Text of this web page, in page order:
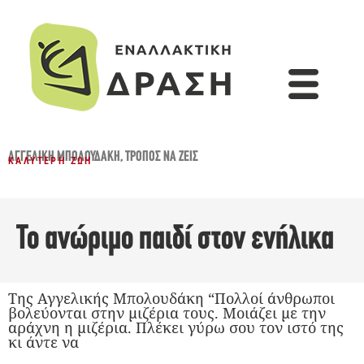
ΑΓΓΕΛΙΚΉ ΜΠΟΛΟΥΔΆΚΗ,ΤΡΌΠΟΣ ΝΑ ΖΕΙΣ
ΚΑΛΎΤΕΡΗ ΖΩΉ
Το ανώριμο παιδί στον ενήλικα
Της Αγγελικής Μπολουδάκη “Πολλοί άνθρωποι
βολεύονται στην μιζέρια τους. Μοιάζει με την
αράχνη η μιζέρια. Πλέκει γύρω σου τον ιστό της
κι άντε να